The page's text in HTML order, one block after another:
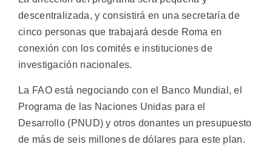
descentralizada, y consistirá en una secretaría de
cinco personas que trabajará desde Roma en
conexión con los comités e instituciones de
investigación nacionales.
La FAO está negociando con el Banco Mundial, el
Programa de las Naciones Unidas para el
Desarrollo (PNUD) y otros donantes un presupuesto
de más de seis millones de dólares para este plan.